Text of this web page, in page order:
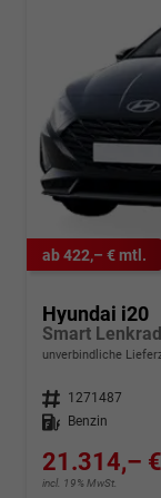
ab 422,– € mtl.
Hyundai i20
unverbindliche
Fahrzeugnr. 1271487
Kraftstoff
Benzin
21.314,– €
incl. 19% MwSt.